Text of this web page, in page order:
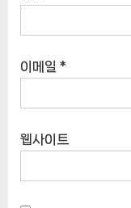
이메일 *
웹사이트